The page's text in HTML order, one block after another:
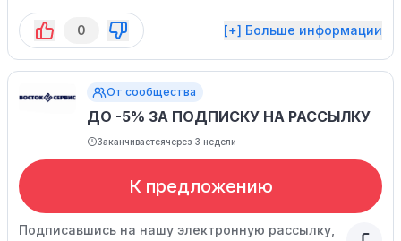
account its specific needs.
0
[+] Больше информации
От сообщества
ДО -5% ЗА ПОДПИСКУ НА РАССЫЛКУ
Заканчиваетсячерез 3 недели
К предложению
Подписавшись на нашу электронную рассылку,